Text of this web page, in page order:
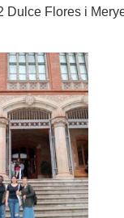
Dulce Flores i